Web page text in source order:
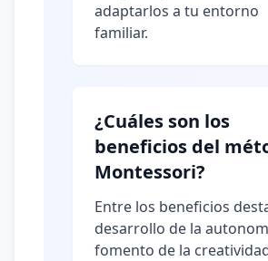
adaptarlos a tu entorno
familiar.
¿Cuáles son los
beneficios del
Montessori?
Entre los beneficios
desarrollo de la
fomento de la